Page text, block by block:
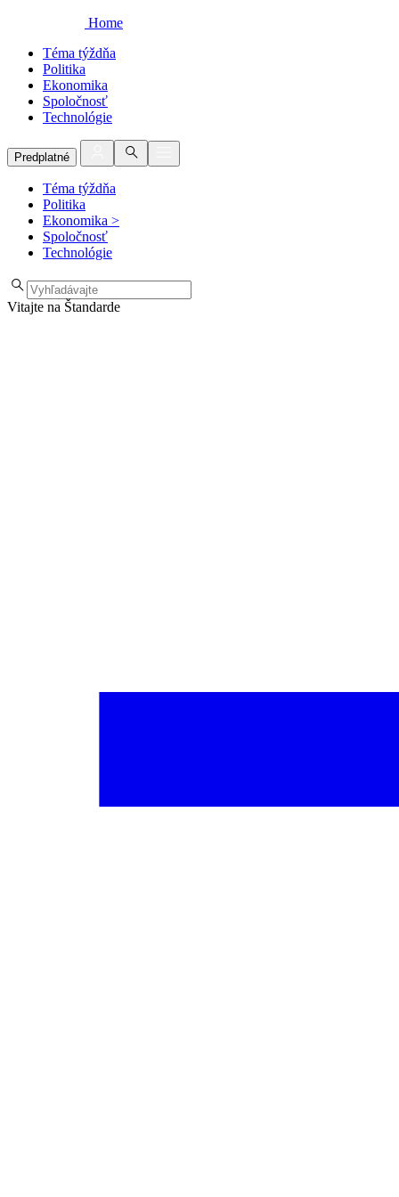
Home
Téma týždňa
Politika
Ekonomika
Spoločnosť
Technológie
Predplatné
Téma týždňa
Politika
Ekonomika >
Spoločnosť
Technológie
Vitajte na Štandarde